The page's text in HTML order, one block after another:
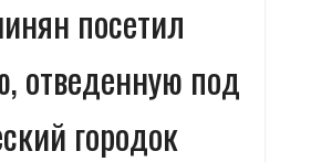
посетил
отведенную под
городок